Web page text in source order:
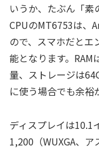
いうか、たぶん「素
CPUのMT6753は、
ので、スマホだとエ
能となります。RAM
量、ストレージは
に使う場合でも余裕
ディスプレイは
1,200（WUXGA、